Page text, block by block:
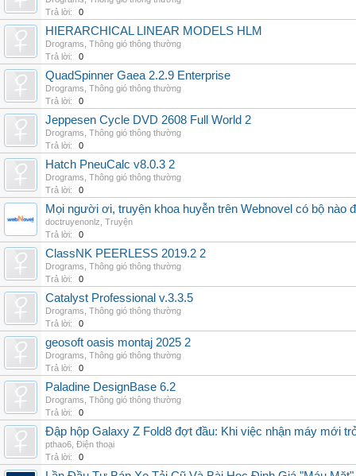
Trả lời:
0
HIERARCHICAL LINEAR MODELS HLM
Drograms Thông gió thông thường
Trả lời:
0
QuadSpinner Gaea 2.2.9 Enterprise
Drograms Thông gió thông thường
Trả lời:
0
Jeppesen Cycle DVD 2608 Full World 2
Drograms Thông gió thông thường
Trả lời:
0
Hatch PneuCalc v8.0.3 2
Drograms Thông gió thông thường
Trả lời:
0
Mọi người ơi, truyện khoa huyễn trên Webnovel có bộ nào
doctruyenonlz Truyện
Trả lời:
0
ClassNK PEERLESS 2019.2 2
Drograms Thông gió thông thường
Trả lời:
0
Catalyst Professional v.3.3.5
Drograms Thông gió thông thường
Trả lời:
0
geosoft oasis montaj 2025 2
Drograms Thông gió thông thường
Trả lời:
0
Paladine DesignBase 6.2
Drograms Thông gió thông thường
Trả lời:
0
Đập hộp Galaxy Z Fold8 đợt đầu: Khi việc nhận máy mới
pthao6 Điện thoại
Trả lời:
0